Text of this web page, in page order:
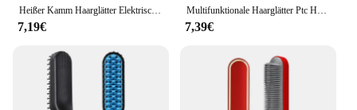
Heißer Kamm Haarglätter Elektrische Negative Ionen Haarglätter Pinsel Schnell Erhitzt Tragbare Männer Mini Bart Richt Kamm
7,19€
Multifunktionale Haarglätter Ptc Heizung Schnelle Negative Ionen Flauschigen Haar Elektrische Heißer Kamm Gerade Glättung Haar Pinsel
7,39€